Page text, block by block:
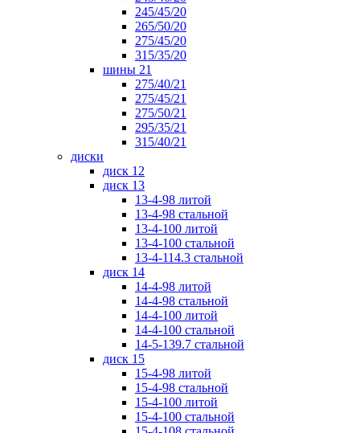
245/45/20
265/50/20
275/45/20
315/35/20
шины 21
275/40/21
275/45/21
275/50/21
295/35/21
315/40/21
диски
диск 12
диск 13
13-4-98 литой
13-4-98 стальной
13-4-100 литой
13-4-100 стальной
13-4-114.3 стальной
диск 14
14-4-98 литой
14-4-98 стальной
14-4-100 литой
14-4-100 стальной
14-5-139.7 стальной
диск 15
15-4-98 литой
15-4-98 стальной
15-4-100 литой
15-4-100 стальной